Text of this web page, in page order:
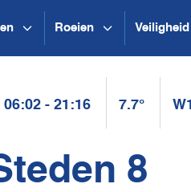
Roeien Veiligheid
06:02 - 21:16 7.7° W1
8